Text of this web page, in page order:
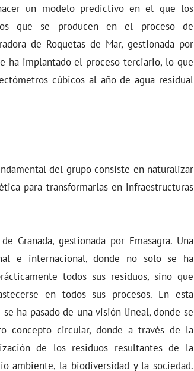
un modelo predictivo en el que los
que se producen en el proceso de
de Roquetas de Mar, gestionada por
ha implantado el proceso terciario, lo que
cúbicos al año de agua residual
del grupo consiste en naturalizar
para transformarlas en infraestructuras
Granada, gestionada por Emasagra. Una
e internacional, donde no solo se ha
todos sus residuos, sino que
en todos sus procesos. En esta
ha pasado de una visión lineal, donde se
concepto circular, donde a través de la
de los residuos resultantes de la
ambiente, la biodiversidad y la sociedad.